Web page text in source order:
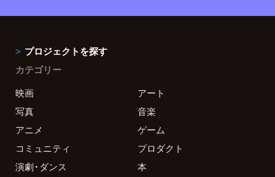
プロジェクトを探す
カテゴリー
映画
アート
写真
音楽
アニメ
ゲーム
コミュニティ
プロダクト
演劇・ダンス
本